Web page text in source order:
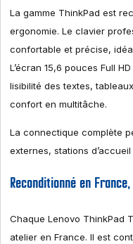
La gamme ThinkPad est
ergonomie. Le clavier
confortable et précise,
L’écran 15,6 pouces Full
lisibilité des textes,
confort en multitâche.
La connectique complète
externes, stations
Reconditionné en
Chaque Lenovo ThinkPad
atelier en France. Il est